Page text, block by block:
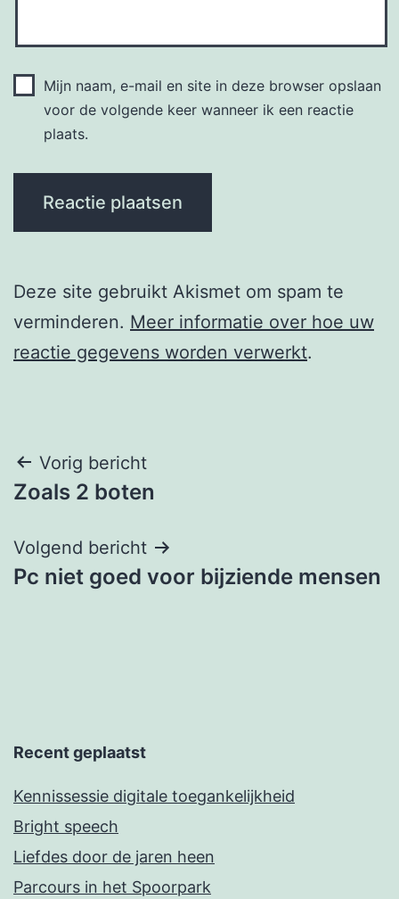
Mijn naam, e-mail en site in deze browser opslaan
voor de volgende keer wanneer ik een reactie
plaats.
Deze site gebruikt Akismet om spam te
verminderen. Meer informatie over hoe uw
reactie gegevens worden verwerkt.
Berichtnavigatie
Vorig bericht
Zoals 2 boten
Volgend bericht
Pc niet goed voor bijziende mensen
Recent geplaatst
Kennissessie digitale toegankelijkheid
Bright speech
Liefdes door de jaren heen
Parcours in het Spoorpark